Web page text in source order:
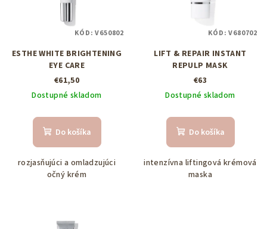
voESTHE WHITE BRIGHTENING
EYE CARE
€61,50
Dostupné skladom
Do košíka
rozjasňujúci a omladzujúci
očný krém
KÓD:V650802
LIFT & REPAIR INSTANT
REPULP MASK
€63
Dostupné skladom
Do košíka
intenzívna liftingová krémová
maska
KÓD:V680702